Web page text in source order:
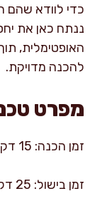
כדי לוודא
ננתח כאן את
האופטימלית,
להכנה מדויקת.
מפרט
זמן הכנה: 15 דקות
זמן בישול: 25 דקות